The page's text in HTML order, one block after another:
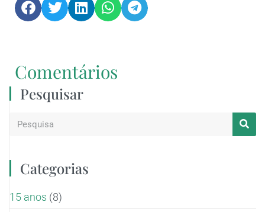
Comentários
Pesquisar
Categorias
15 anos (8)